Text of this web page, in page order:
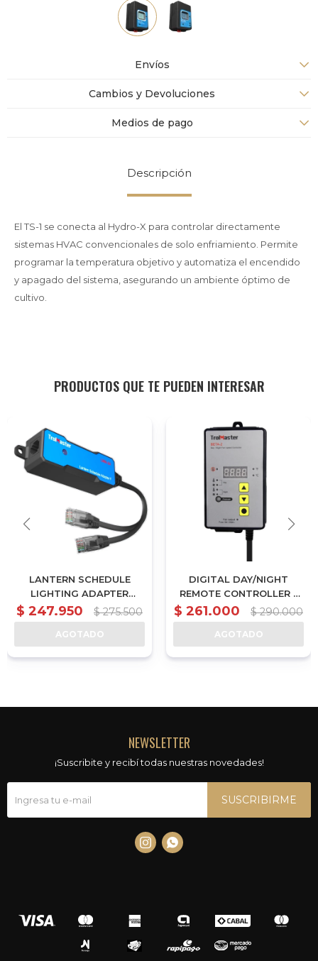
Envíos
Cambios y Devoluciones
Medios de pago
Descripción
El TS-1 se conecta al Hydro-X para controlar directamente
sistemas HVAC convencionales de solo enfriamiento. Permite
programar la temperatura objetivo y automatiza el encendido
y apagado del sistema, asegurando un ambiente óptimo de
cultivo.
PRODUCTOS QUE TE PUEDEN INTERESAR
LANTERN SCHEDULE
LIGHTING ADAPTER
COMPATIBLE WITH ANY
LIGHT CONTROLED BY
0~10V CODE (LMA-24)
$ 247.950 $ 275.500
AGOTADO
DIGITAL DAY/NIGHT
REMOTE CONTROLLER -
BETA-2
$ 261.000 $ 290.000
AGOTADO
NEWSLETTER
¡Suscribite y recibí todas nuestras novedades!
SUSCRIBIRME
 